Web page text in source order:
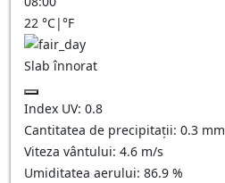
22 °C|°F
Slab înnorat
Index UV: 0.8
Cantitatea de precipitații: 0.3 mm
Viteza vântului: 4.6 m/s
Umiditatea aerului: 86.9 %